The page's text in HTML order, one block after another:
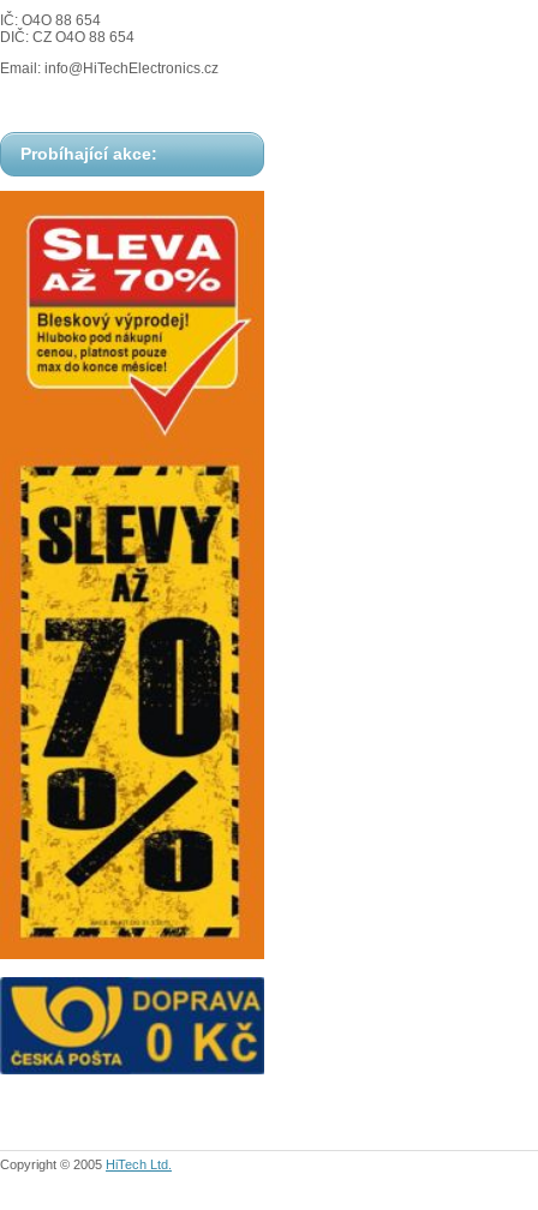
IČ: O4O 88 654
DIČ: CZ O4O 88 654
Email: info@HiTechElectronics.cz
Probíhající akce:
Copyright © 2005 HiTech Ltd.